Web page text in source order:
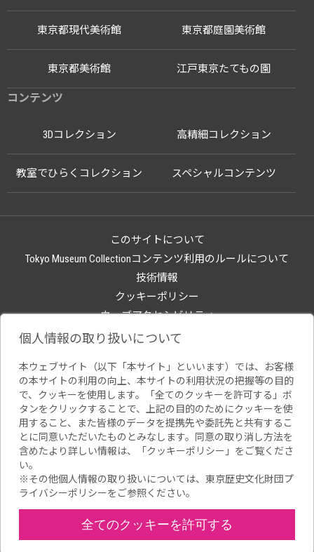
江戸東京たてもの園
東京都現代美術館 東京都庭園美術館
東京都美術館
コンテンツ
3Dコレクション 高精細コレクション
教室でひらくコレクション スペシャルコンテンツ
このサイトについて
Tokyo Museum Collectionコンテンツ利用のルールについて
技術情報
クッキーポリシー
ウェブアクセシビリティ
関連サイト
Copyright(C) Tokyo Metropolitan Foundation for History and Culture.All
rights reserved.
個人情報の取り扱いについて
本ウェブサイト（以下「本サイト」といいます）では、お客様
の本サイトの利用の向上、本サイトの利用状況の把握等の目的
で、クッキーを使用します。「全てのクッキーを許可する」ボ
タンをクリックすることで、上記の目的のためにクッキーを使
用すること、また皆様のデータを提携先や委託先と共有するこ
とに同意いただいたものとみなします。同意の取り消し方法を
含めたより詳しい情報は、「 クッキーポリシー 」をご覧くださ
い。
※その他個人情報の取り扱いについては、 東京歴史文化財団プ
ライバシーポリシーをご参照ください。
全てのクッキーを許可する